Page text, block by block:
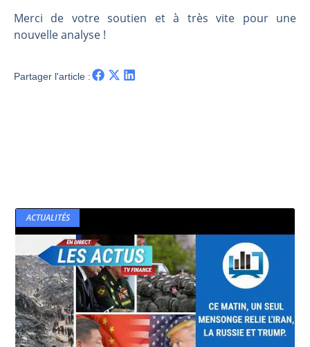
Merci de votre soutien et à très vite pour une
nouvelle analyse !
Partager l'article :
ACTUALITÉS